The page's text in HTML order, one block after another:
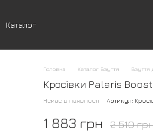
Каталог
Головна Каталог Взуття Взуття
Кросівки Palaris
Немає в наявності Артикул:
1 883 грн 2 510